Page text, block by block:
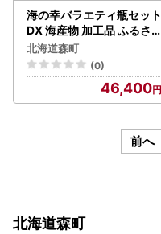
海の幸バラエティ瓶セット
DX 海産物 加工品 ふるさ
と納税 北海道 森町 mr1-1
306
北海道森町
(0)
46,400
前へ
北海道森町